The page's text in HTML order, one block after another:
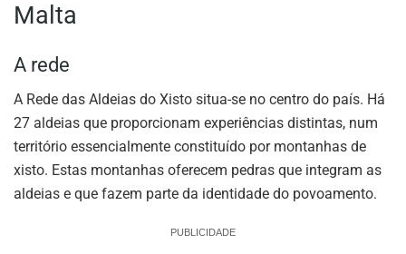
Malta
A rede
A Rede das Aldeias do Xisto situa-se no centro do país. Há
27 aldeias que proporcionam experiências distintas, num
território essencialmente constituído por montanhas de
xisto. Estas montanhas oferecem pedras que integram as
aldeias e que fazem parte da identidade do povoamento.
PUBLICIDADE